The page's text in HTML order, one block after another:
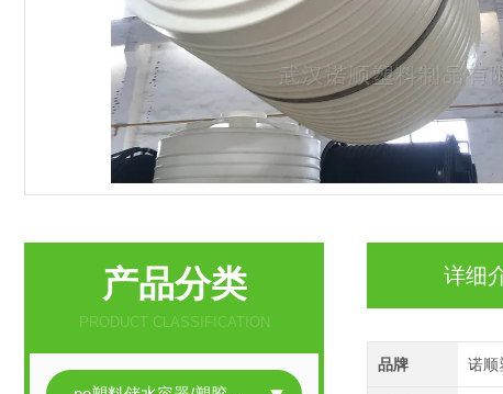
产品分类
PRODUCT CLASSIFICATION
详细
品牌 诺顺